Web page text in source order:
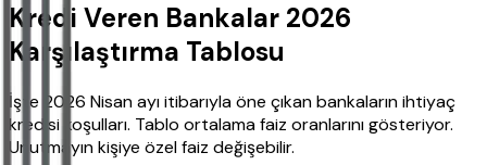
Kredi Veren Bankalar 2026
Karşılaştırma Tablosu
İşte 2026 Nisan ayı itibarıyla öne çıkan bankaların ihtiyaç
kredisi koşulları. Tablo ortalama faiz oranlarını gösteriyor.
Unutmayın kişiye özel faiz değişebilir.